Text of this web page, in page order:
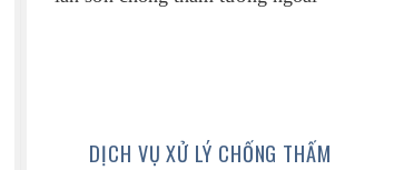
DỊCH VỤ XỬ LÝ CHỐNG THẤM